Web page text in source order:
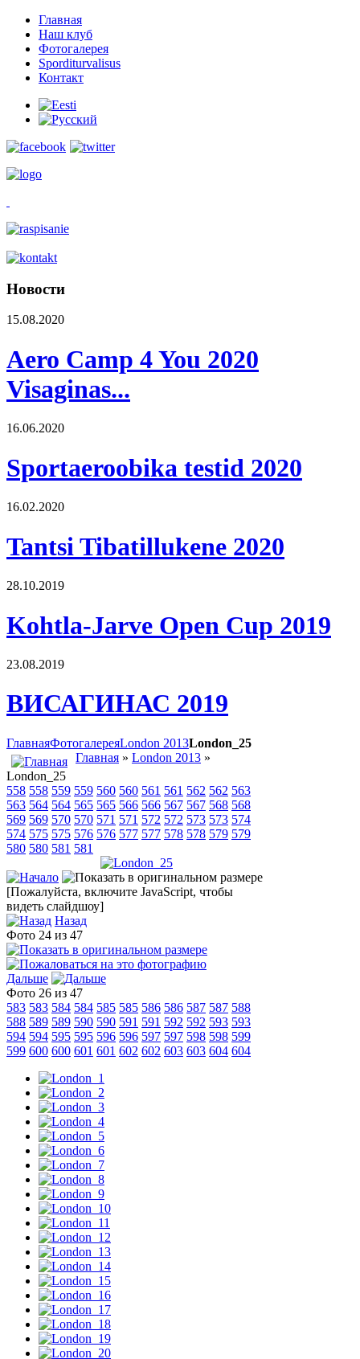
Главная
Наш клуб
Фотогалерея
Sporditurvalisus
Контакт
Новости
15.08.2020
Aero Camp 4 You 2020
Visaginas...
16.06.2020
Sportaeroobika testid 2020
16.02.2020
Tantsi Tibatillukene 2020
28.10.2019
Kohtla-Jarve Open Cup 2019
23.08.2019
ВИСАГИНАС 2019
ГлавнаяФотогалереяLondon 2013London_25
Главная » London 2013 »
London_25
558 558 559 559 560 560 561 561 562 562 563
563 564 564 565 565 566 566 567 567 568 568
569 569 570 570 571 571 572 572 573 573 574
574 575 575 576 576 577 577 578 578 579 579
580 580 581 581
[Пожалуйста, включите JavaScript, чтобы
видеть слайдшоу]
Назад
Фото 24 из 47
Дальше
Фото 26 из 47
583 583 584 584 585 585 586 586 587 587 588
588 589 589 590 590 591 591 592 592 593 593
594 594 595 595 596 596 597 597 598 598 599
599 600 600 601 601 602 602 603 603 604 604